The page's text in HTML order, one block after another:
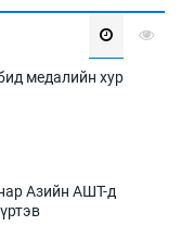
медалийн хур
Азийн АШТ-д